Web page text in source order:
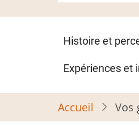
Histoire et
Expériences et
Accueil Vos